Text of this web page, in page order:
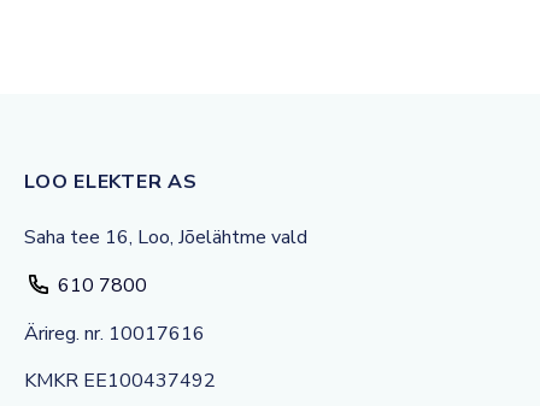
LOO ELEKTER AS
Saha tee 16, Loo, Jõelähtme vald
610 7800
Ärireg. nr. 10017616
KMKR EE100437492